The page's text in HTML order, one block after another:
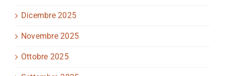
Dicembre 2025
Novembre 2025
Ottobre 2025